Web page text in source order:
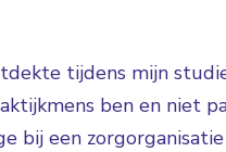
tijdens mijn
ben en niet
bij een